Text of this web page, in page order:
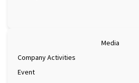
Media
Company Activities
Event